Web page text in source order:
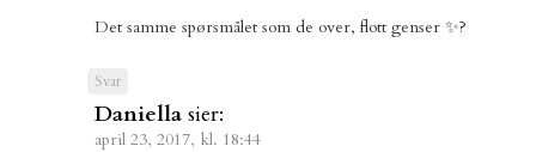
Det samme spørsmålet som de over, flott genser ✨?
Svar
Daniella sier:
april 23, 2017, kl. 18:44